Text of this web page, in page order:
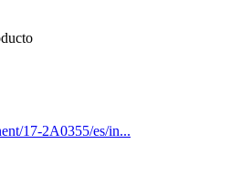
17-2A0355/es/in...